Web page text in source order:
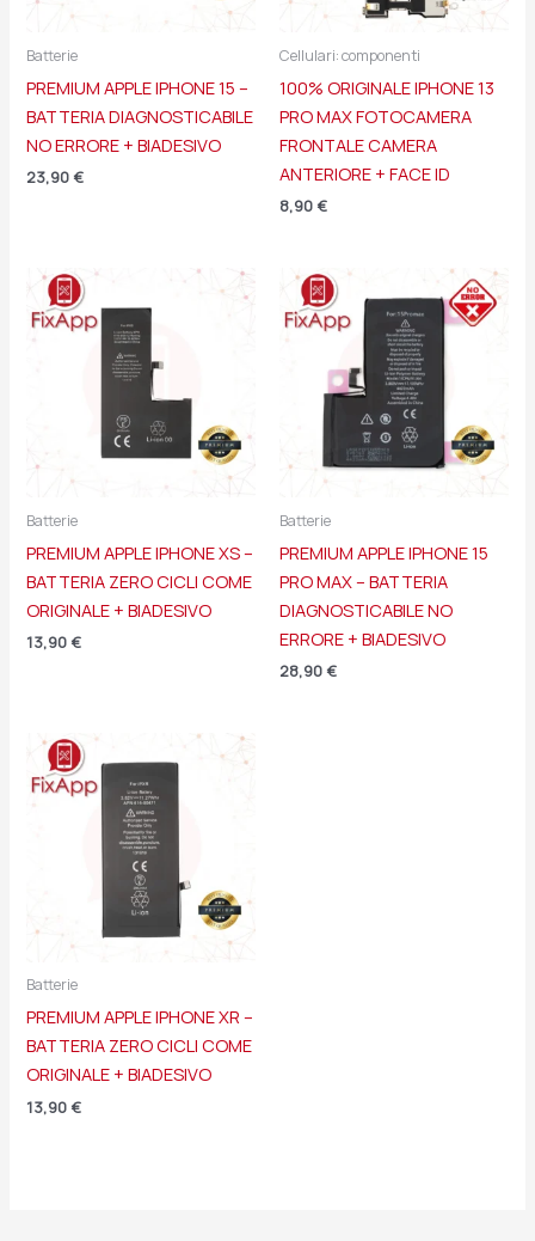
Batterie
PREMIUM APPLE IPHONE 15 –
BATTERIA DIAGNOSTICABILE
NO ERRORE + BIADESIVO
23,90 €
Cellulari: componenti
100% ORIGINALE IPHONE 13
PRO MAX FOTOCAMERA
FRONTALE CAMERA
ANTERIORE + FACE ID
8,90 €
Batterie
PREMIUM APPLE IPHONE XS –
BATTERIA ZERO CICLI COME
ORIGINALE + BIADESIVO
13,90 €
Batterie
PREMIUM APPLE IPHONE 15
PRO MAX – BATTERIA
DIAGNOSTICABILE NO
ERRORE + BIADESIVO
28,90 €
Batterie
PREMIUM APPLE IPHONE XR –
BATTERIA ZERO CICLI COME
ORIGINALE + BIADESIVO
13,90 €